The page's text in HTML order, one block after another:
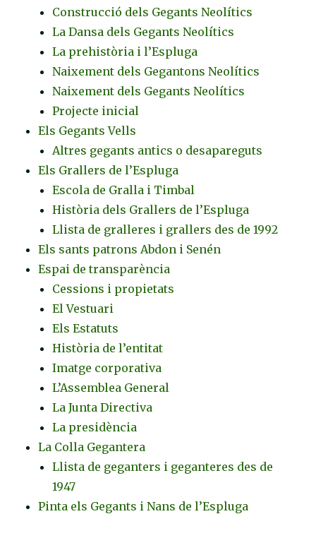
Construcció dels Gegants Neolítics
La Dansa dels Gegants Neolítics
La prehistòria i l’Espluga
Naixement dels Gegantons Neolítics
Naixement dels Gegants Neolítics
Projecte inicial
Els Gegants Vells
Altres gegants antics o desapareguts
Els Grallers de l’Espluga
Escola de Gralla i Timbal
Història dels Grallers de l’Espluga
Llista de gralleres i grallers des de 1992
Els sants patrons Abdon i Senén
Espai de transparència
Cessions i propietats
El Vestuari
Els Estatuts
Història de l’entitat
Imatge corporativa
L’Assemblea General
La Junta Directiva
La presidència
La Colla Gegantera
Llista de geganters i geganteres des de
1947
Pinta els Gegants i Nans de l’Espluga